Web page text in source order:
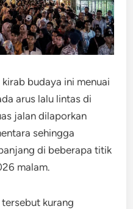
budaya ini menuai
arus lalu lintas di
jalan dilaporkan
sehingga
di beberapa titik
malam.
kurang